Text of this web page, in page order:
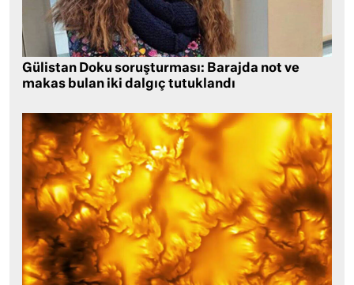
Gülistan Doku soruşturması: Barajda not ve
makas bulan iki dalgıç tutuklandı